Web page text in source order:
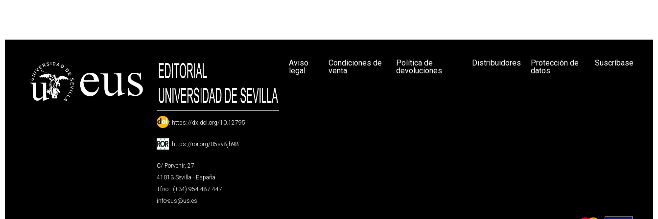
: https://dx.doi.org/10.12795
: https://ror.org/05sv8jh98
C/ Porvenir, 27
41013 Sevilla · España
Tfno.: (+34) 954 487 447
info-eus@us.es
Aviso
legal
Condiciones de
venta
Política de
devoluciones
Distribuidores
Protección de
datos
Suscríbase